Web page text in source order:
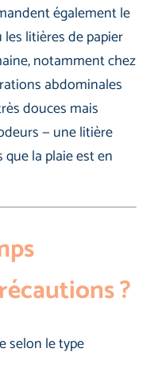
également le
litières de papier
notamment chez
abdominales
douces mais
— une litière
la plaie est en
?
selon le type